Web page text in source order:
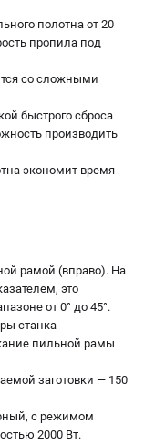
полотна от 20
пропила под
со сложными
быстрого сброса
производить
экономит время
рамой (вправо). На
это
от 0° до 45°.
станка
пильной рамы
заготовки — 150
с режимом
2000 Вт.